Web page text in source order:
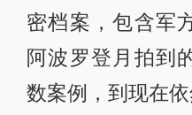
密档案，包含军
阿波罗登月拍到
数案例，到现在依